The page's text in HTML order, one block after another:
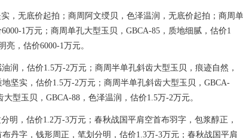
，无底价起拍；商周阿文绶贝，色泽温润，无底价起拍；商周单
1万元；商周单孔大型玉贝，GBCA-85，质地细腻，估价1
，估价6000-1万元。
润，估价1.5万-2万元；商周半单孔斜齿大型玉贝，痕迹自然，
坚实，估价1.5万-2万元；商周半单孔斜齿大型玉贝，GBCA-
型玉贝，GBCA-88，色泽温润，估价1.5万-2万元。
明，估价1.2万-3万元；春秋战国平肩空首布羽字，包浆醇正，
丹字，钱形周正，笔划分明，估价1.3万-3万元；春秋战国平肩